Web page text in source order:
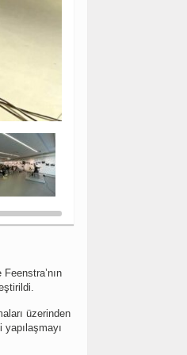
üzerinden